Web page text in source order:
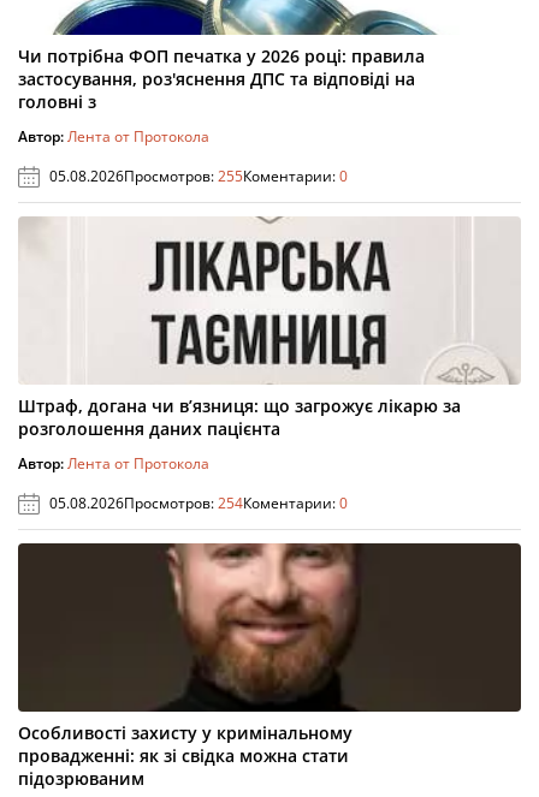
Чи потрібна ФОП печатка у 2026 році: правила
застосування, роз'яснення ДПС та відповіді на
головні з
Автор:Лента от Протокола
05.08.2026Просмотров:255Коментарии:0
Штраф, догана чи в’язниця: що загрожує лікарю за
розголошення даних пацієнта
Автор:Лента от Протокола
05.08.2026Просмотров:254Коментарии:0
Особливості захисту у кримінальному
провадженні: як зі свідка можна стати
підозрюваним